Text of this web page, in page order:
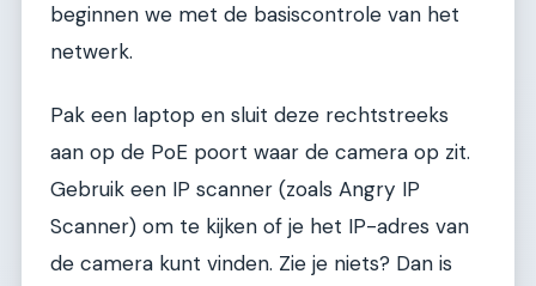
beginnen we met de basiscontrole van het
netwerk.
Pak een laptop en sluit deze rechtstreeks
aan op de PoE poort waar de camera op zit.
Gebruik een IP scanner (zoals Angry IP
Scanner) om te kijken of je het IP-adres van
de camera kunt vinden. Zie je niets? Dan is